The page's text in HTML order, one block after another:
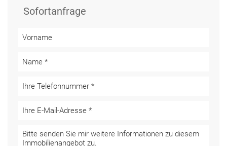
Sofortanfrage